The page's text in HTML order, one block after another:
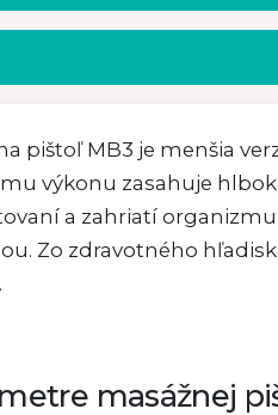
pištoľ MB3 je menšia
výkonu zasahuje
a zahriatí
Zo zdravotného
masážnej